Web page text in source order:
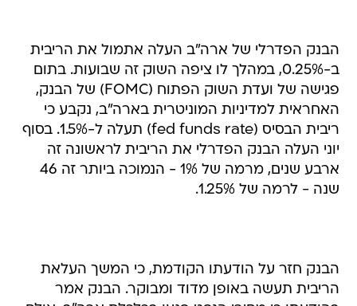
הבנק הפדרלי של ארה"ב העלה אתמול את הריבית
ב-0.25%, במהלך לו ציפה השוק זה שבועות. בתום
פגישה של ועדת השוק הפתוח (FOMC) של הבנק,
האחראית למדיניות המוניטרית בארה"ב, נקבע כי
ריבית הבסיס (fed funds rate) תעלה ל-1.5%. בסוף
יוני העלה הבנק הפדרלי את הריבית לראשונה זה
ארבע שנים, מרמה של 1% - הנמוכה ביותר זה 46
שנה - לרמה של 1.25%.
הבנק חזר על הודעתו הקודמת, כי המשך העלאת
הריבית תעשה באופן מדוד ומבוקר. הבנק אמר